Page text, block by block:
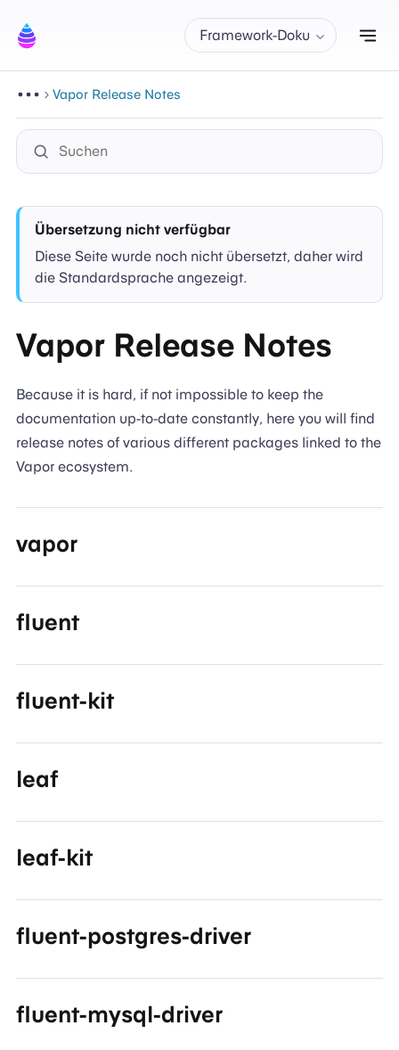
Framework-Doku
Vapor Release Notes
Übersetzung nicht verfügbar
Diese Seite wurde noch nicht übersetzt, daher wird
die Standardsprache angezeigt.
Vapor Release Notes
Because it is hard, if not impossible to keep the
documentation up-to-date constantly, here you will find
release notes of various different packages linked to the
Vapor ecosystem.
vapor
fluent
fluent-kit
leaf
leaf-kit
fluent-postgres-driver
fluent-mysql-driver